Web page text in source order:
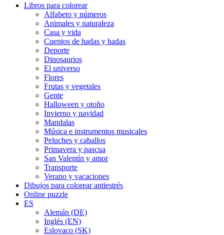
Libros para colorear
Alfabeto y números
Animales y naturaleza
Casa y vida
Cuentos de hadas y hadas
Deporte
Dinosaurios
El universo
Flores
Frutas y vegetales
Gente
Halloween y otoño
Invierno y navidad
Mandalas
Música e instrumentos musicales
Peluches y caballos
Primavera y pascua
San Valentín y amor
Transporte
Verano y vacaciones
Dibujos para colorear antiestrés
Online puzzle
ES
Alemán (DE)
Inglés (EN)
Eslovaco (SK)